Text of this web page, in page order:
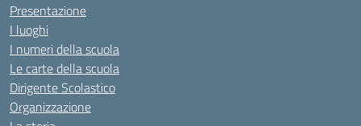
Presentazione
I luoghi
I numeri della scuola
Le carte della scuola
Dirigente Scolastico
Organizzazione